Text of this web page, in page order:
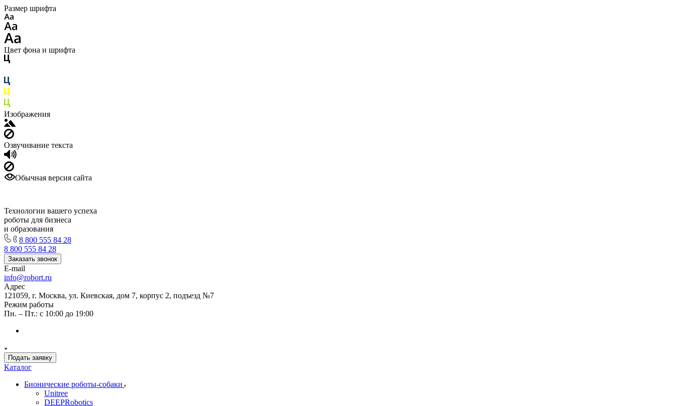
Размер шрифта
Цвет фона и шрифта
Изображения
Озвучивание текста
Обычная версия сайта
Технологии вашего успеха
роботы для бизнеса
и образования
8 800 555 84 28
8 800 555 84 28
Заказать звонок
E-mail
info@robort.ru
Адрес
121059, г. Москва, ул. Киевская, дом 7, корпус 2, подъезд №7
Режим работы
Пн. – Пт.: с 10:00 до 19:00
Подать заявку
Каталог
Бионические роботы-собаки
Unitree
DEEPRobotics